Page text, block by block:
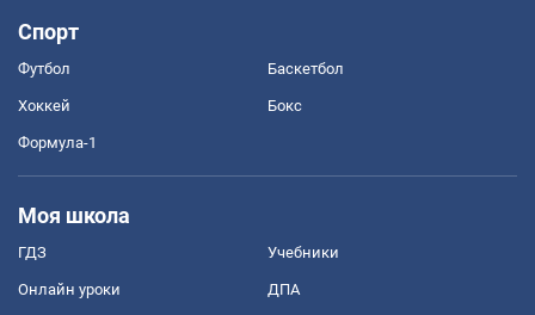
Спорт
Футбол Баскетбол
Хоккей Бокс
Формула-1
Моя школа
ГДЗ Учебники
Онлайн уроки ДПА